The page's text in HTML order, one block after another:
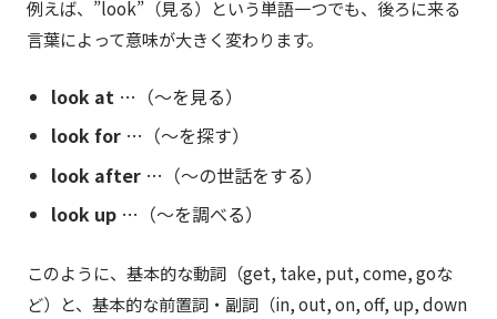
例えば、”look”（見る）という単語一つでも、後ろに来る
言葉によって意味が大きく変わります。
look at …（〜を見る）
look for …（〜を探す）
look after …（〜の世話をする）
look up …（〜を調べる）
このように、基本的な動詞（get, take, put, come, goな
ど）と、基本的な前置詞・副詞（in, out, on, off, up, down